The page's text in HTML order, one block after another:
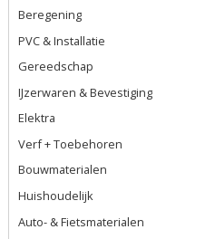
Beregening
PVC & Installatie
Gereedschap
IJzerwaren & Bevestiging
Elektra
Verf + Toebehoren
Bouwmaterialen
Huishoudelijk
Auto- & Fietsmaterialen